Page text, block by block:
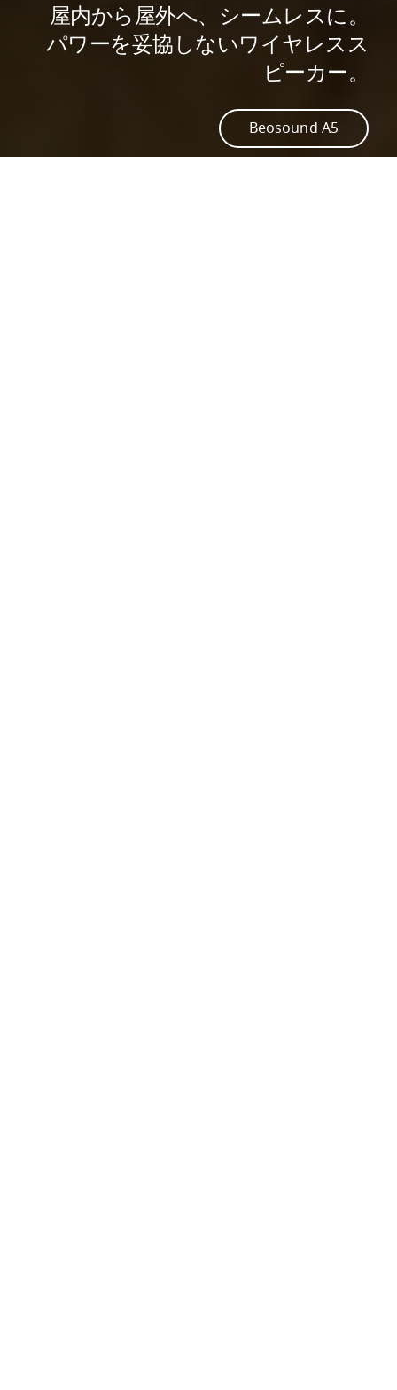
屋内から屋外へ、シームレスに。
パワーを妥協しないワイヤレスス
ピーカー。
Beosound A5